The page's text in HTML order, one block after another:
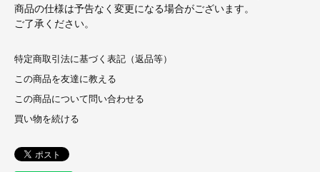
商品の仕様は予告なく変更になる場合がございます。
ご了承ください。
特定商取引法に基づく表記（返品等）
この商品を友達に教える
この商品について問い合わせる
買い物を続ける